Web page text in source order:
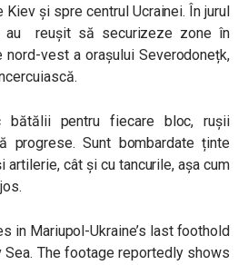
și spre centrul Ucrainei. În jurul
au reușit să securizeze zone în
vest a orașului Severodonețk,
bătălii pentru fiecare bloc, rușii
progrese. Sunt bombardate ținte
artilerie, cât și cu tancurile, așa cum
in Mariupol-Ukraine’s last foothold
The footage reportedly shows